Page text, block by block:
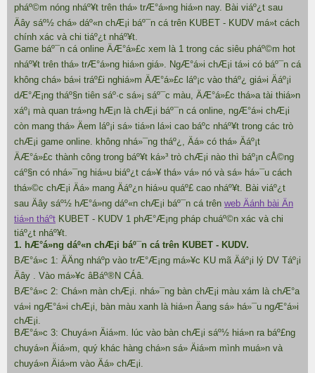
pháº©m nóng nháº¥t trên thá» trÆ°á»ng hiá»n nay. Bài viáº¿t sau
Äây sáº½ chá» dáº«n chÆ¡i báº¯n cá trên KUBET - KUDV má»t cách
chính xác và chi tiáº¿t nháº¥t.
Game báº¯n cá online ÄÆ°á»£c xem là 1 trong các siêu pháº©m hot
nháº¥t trên thá» trÆ°á»ng hiá»n giá». NgÆ°á»i chÆ¡i tá»i có báº¯n cá
không chá» bá»i tráº£i nghiá»m ÄÆ°á»£c láº¡c vào tháº¿ giá»i Äáº¡i
dÆ°Æ¡ng tháº§n tiên sáº·c sá»¡ sáº¯c màu, ÄÆ°á»£c thá»a tài thiá»n
xáº¡ mà quan trá»ng hÆ¡n là chÆ¡i báº¯n cá online, ngÆ°á»i chÆ¡i
còn mang thá» Äem láº¡i sá» tiá»n lá»i cao báº­c nháº¥t trong các trò
chÆ¡i game online. không nhá»¯ng tháº¿, Äá» có thá» Äáº¡t
ÄÆ°á»£c thành công trong báº¥t ká»³ trò chÆ¡i nào thì báº¡n cÅ©ng
cáº§n có nhá»¯ng hiá»u biáº¿t cá»¥ thá» vá» nó và sá» há»¯u cách
thá»©c chÆ¡i Äá» mang Äáº¿n hiá»u quáº£ cao nháº¥t. Bài viáº¿t
sau Äây sáº½ hÆ°á»ng dáº«n chÆ¡i báº¯n cá trên web Äánh bài Än
tiá»n tháº­t KUBET - KUDV 1 phÆ°Æ¡ng pháp chuáº©n xác và chi
tiáº¿t nháº¥t.
1. hÆ°á»ng dáº«n chÆ¡i báº¯n cá trên KUBET - KUDV.
BÆ°á»c 1: ÄÄng nháº­p vào trÆ°Æ¡ng má»¥c KU mã Äáº¡i lý DV Táº¡i
Äây . Vào má»¥c âBáº®N CÁâ.
BÆ°á»c 2: Chá»n màn chÆ¡i. nhá»¯ng bàn chÆ¡i màu xám là chÆ°a
vá»i ngÆ°á»i chÆ¡i, bàn màu xanh là hiá»n Äang sá» há»¯u ngÆ°á»i
chÆ¡i.
BÆ°á»c 3: Chuyá»n Äiá»m. lúc vào bàn chÆ¡i sáº½ hiá»n ra báº£ng
chuyá»n Äiá»m, quý khác hàng chá»n sá» Äiá»m mình muá»n và
chuyá»n Äiá»m vào Äá» chÆ¡i.